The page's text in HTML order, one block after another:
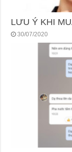
LƯU Ý KHI
30/07/2020